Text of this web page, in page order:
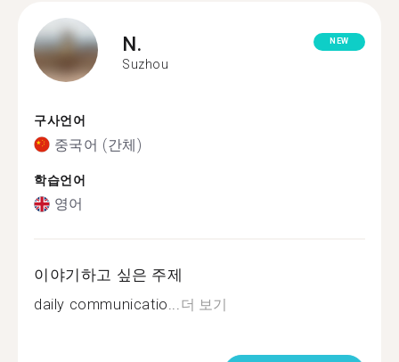
N.
Suzhou
NEW
구사언어
중국어 (간체)
학습언어
영어
이야기하고 싶은 주제
daily communicatio...더 보기